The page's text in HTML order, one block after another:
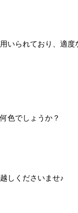
いられており、適度
色でしょうか？
しくださいませ♪